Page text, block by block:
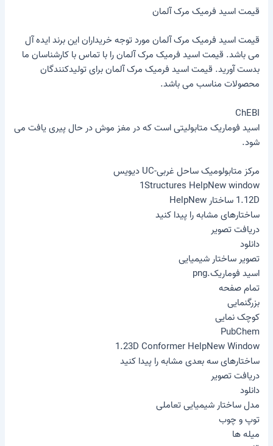
قیمت اسید فرمیک مرک آلمان
قیمت اسید فرمیک مرک آلمان مورد توجه خریداران این برند ایده آل
می باشد. قیمت اسید فرمیک مرک آلمان را با تماس با کارشناسان ما
بدست آورید. قیمت اسید فرمیک مرک آلمان برای تولیدکنندگان
محصولات مناسب می باشد.
ChEBI
اسید فوماریک متابولیتی است که در مغز موش در حال پیری یافت می
شود.
مرکز متابولومیک ساحل غربی-UC دیویس
1Structures HelpNew window
1.12D ساختار HelpNew
ساختارهای مشابه را پیدا کنید
دریافت تصویر
دانلود
تصویر ساختار شیمیایی
اسید فوماریک.png
تمام صفحه
بزرگنمایی
کوچک نمایی
PubChem
1.23D Conformer HelpNew Window
ساختارهای سه بعدی مشابه را پیدا کنید
دریافت تصویر
دانلود
مدل ساختار شیمیایی تعاملی
توپ و چوب
میله ها